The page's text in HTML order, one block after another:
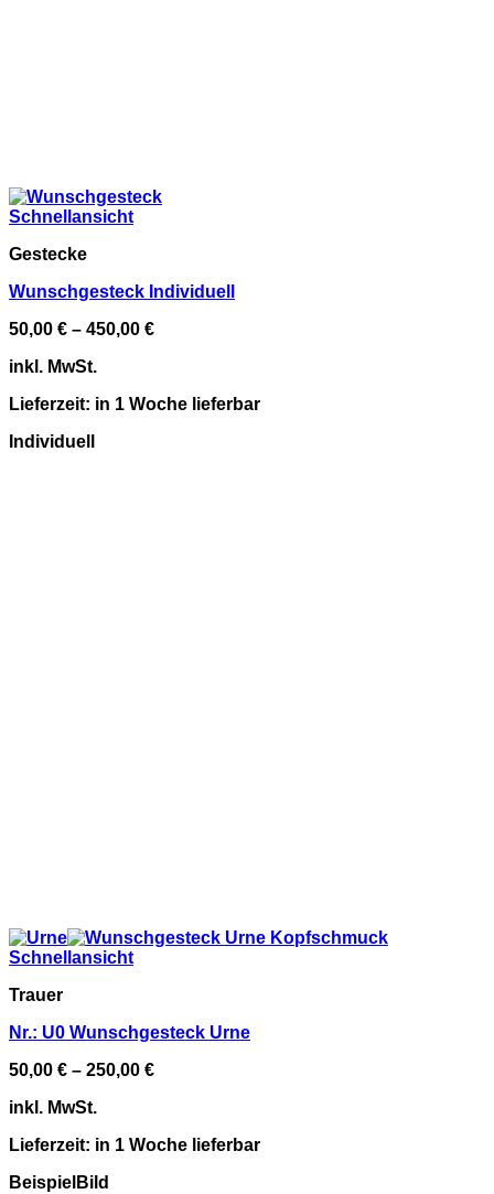
Schnellansicht
Gestecke
Wunschgesteck Individuell
50,00 € – 450,00 €
inkl. MwSt.
Lieferzeit: in 1 Woche lieferbar
Individuell
Schnellansicht
Trauer
Nr.: U0 Wunschgesteck Urne
50,00 € – 250,00 €
inkl. MwSt.
Lieferzeit: in 1 Woche lieferbar
BeispielBild